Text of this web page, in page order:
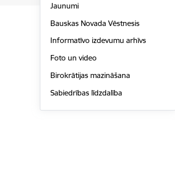
Jaunumi
Bauskas Novada Vēstnesis
Informatīvo izdevumu arhīvs
Foto un video
Birokrātijas mazināšana
Sabiedrības līdzdalība